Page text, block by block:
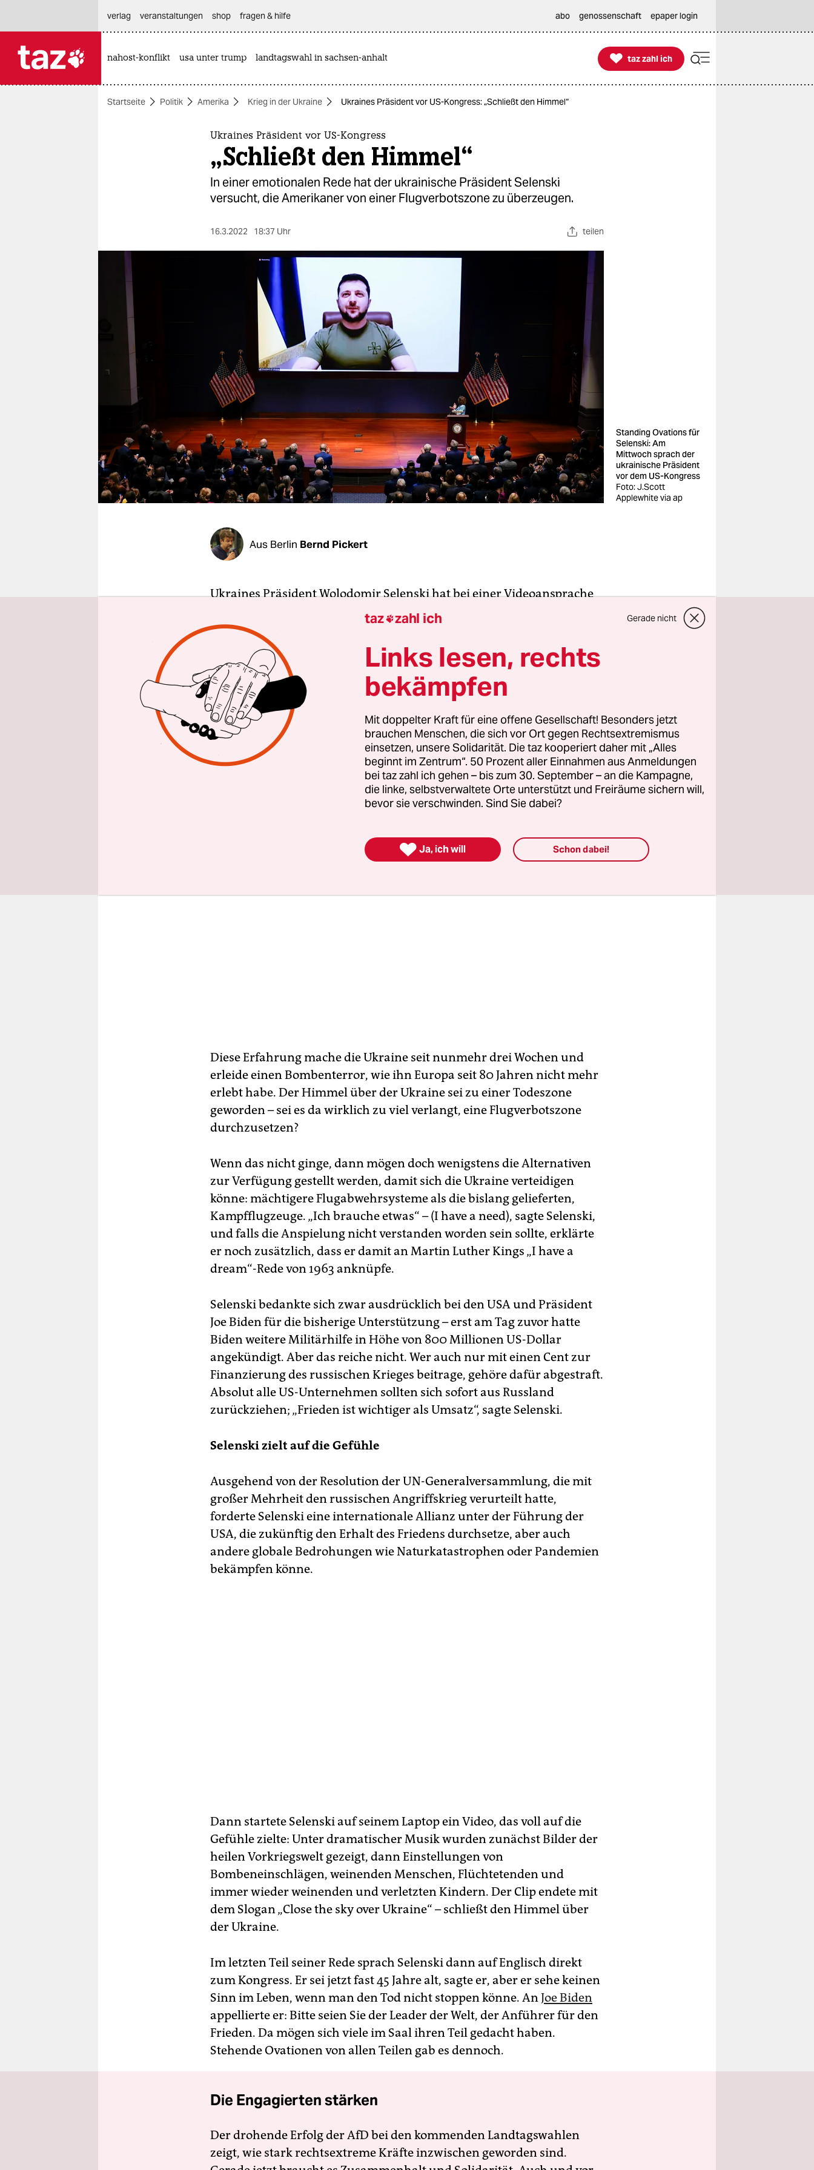
themen
berlin
nord
wahrheit
verlag
verlag
veranstaltungen
fragen & hilfe
unterstützen
abo
verlag
veranstaltungen shop fragen & hilfe abo genossenschaft epaper login
nahost-konflikt usa unter trump landtagswahl in sachsen-anhalt 
taz zahl ich
taz zahl ich
Startseite Politik Amerika Krieg in der Ukraine Ukraines Präsident vor US-Kongress: „Schließt den Himmel“
Ukraines Präsident vor US-Kongress
„Schließt den Himmel“
In einer emotionalen Rede hat der ukrainische Präsident Selenski
versucht, die Amerikaner von einer Flugverbotszone zu überzeugen.
16.3.2022 18:37 Uhr teilen
Standing Ovations für
Selenski: Am
Mittwoch sprach der
ukrainische Präsident
vor dem US-Kongress
Foto: J.Scott
Applewhite via ap
Aus Berlin Bernd Pickert
Ukraines Präsident Wolodomir Selenski hat bei einer Videoansprache
vor beiden Kammern des US-Kongresses am Mittwoch alle Register
gezogen, um die USA doch noch davon zu überzeugen, im
ukrainischen Luftraum eine Flugverbotszone durchzusetzen – oder
der Ukraine zumindest stärkere Flugabwehrsysteme oder
Kampfflugzeuge zu schicken.
Selenski begann seine Ansprache auf Ukrainisch. Seine Stadt, sein
Land seien unter Beschuss, gäben aber nicht auf. In der Ukraine würde
nicht nur das Land, sondern Freiheit und Demokratie vereidigt. Er
erinnerte die US-Amerikaner*innen an den japanischen Angriff auf
Pearl Harbor 1941 und die Anschläge vom 11. September 2001 –
Momente also, wo sie selbst angegriffen worden waren.
Diese Erfahrung mache die Ukraine seit nunmehr drei Wochen und
erleide einen Bombenterror, wie ihn Europa seit 80 Jahren nicht mehr
erlebt habe. Der Himmel über der Ukraine sei zu einer Todeszone
geworden – sei es da wirklich zu viel verlangt, eine Flugverbotszone
durchzusetzen?
Wenn das nicht ginge, dann mögen doch wenigstens die Alternativen
zur Verfügung gestellt werden, damit sich die Ukraine verteidigen
könne: mächtigere Flugabwehrsysteme als die bislang gelieferten,
Kampfflugzeuge. „Ich brauche etwas“ – (I have a need), sagte Selenski,
und falls die Anspielung nicht verstanden worden sein sollte, erklärte
er noch zusätzlich, dass er damit an Martin Luther Kings „I have a
dream“-Rede von 1963 anknüpfe.
Selenski bedankte sich zwar ausdrücklich bei den USA und Präsident
Joe Biden für die bisherige Unterstützung – erst am Tag zuvor hatte
Biden weitere Militärhilfe in Höhe von 800 Millionen US-Dollar
angekündigt. Aber das reiche nicht. Wer auch nur mit einen Cent zur
Finanzierung des russischen Krieges beitrage, gehöre dafür abgestraft.
Absolut alle US-Unternehmen sollten sich sofort aus Russland
zurückziehen; „Frieden ist wichtiger als Umsatz“, sagte Selenski.
Selenski zielt auf die Gefühle
Ausgehend von der Resolution der UN-Generalversammlung, die mit
großer Mehrheit den russischen Angriffskrieg verurteilt hatte,
forderte Selenski eine internationale Allianz unter der Führung der
USA, die zukünftig den Erhalt des Friedens durchsetze, aber auch
andere globale Bedrohungen wie Naturkatastrophen oder Pandemien
bekämpfen könne.
Dann startete Selenski auf seinem Laptop ein Video, das voll auf die
Gefühle zielte: Unter dramatischer Musik wurden zunächst Bilder der
heilen Vorkriegswelt gezeigt, dann Einstellungen von
Bombeneinschlägen, weinenden Menschen, Flüchtetenden und
immer wieder weinenden und verletzten Kindern. Der Clip endete mit
dem Slogan „Close the sky over Ukraine“ – schließt den Himmel über
der Ukraine.
Im letzten Teil seiner Rede sprach Selenski dann auf Englisch direkt
zum Kongress. Er sei jetzt fast 45 Jahre alt, sagte er, aber er sehe keinen
Sinn im Leben, wenn man den Tod nicht stoppen könne. AnJoe Biden
appellierte er: Bitte seien Sie der Leader der Welt, der Anführer für den
Frieden. Da mögen sich viele im Saal ihren Teil gedacht haben.
Stehende Ovationen von allen Teilen gab es dennoch.
Die Engagierten stärken
Der drohende Erfolg der AfD bei den kommenden Landtagswahlen
zeigt, wie stark rechtsextreme Kräfte inzwischen geworden sind.
taz zahl ich Gerade nicht
Links lesen, rechts
bekämpfen
Mit doppelter Kraft für eine offene Gesellschaft! Besonders jetzt
brauchen Menschen, die sich vor Ort gegen Rechtsextremismus
einsetzen, unsere Solidarität. Die taz kooperiert daher mit „Alles
beginnt im Zentrum“. 50 Prozent aller Einnahmen aus Anmeldungen
bei taz zahl ich gehen – bis zum 30. September – an die Kampagne,
die linke, selbstverwaltete Orte unterstützt und Freiräume sichern will,
bevor sie verschwinden. Sind Sie dabei?
 Ja, ich will Schon dabei!